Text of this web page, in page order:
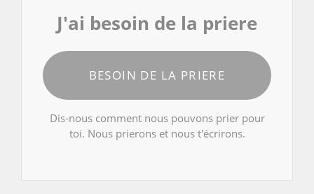
J'ai besoin de la priere
BESOIN DE LA PRIERE
Dis-nous comment nous pouvons prier pour
toi. Nous prierons et nous t'écrirons.